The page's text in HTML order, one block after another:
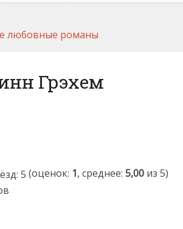
любовные романы
Грэхем
(оценок: 1, среднее: 5,00 из 5)